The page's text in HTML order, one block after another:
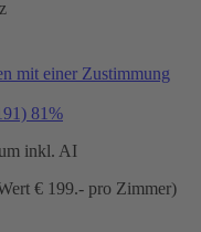
mit einer Zustimmung
81%
inkl. AI
€ 199.- pro Zimmer)